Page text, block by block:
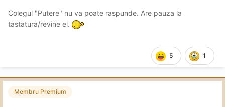
Colegul "Putere" nu va poate raspunde. Are pauza la
tastatura/revine el.
5 1
Membru Premium